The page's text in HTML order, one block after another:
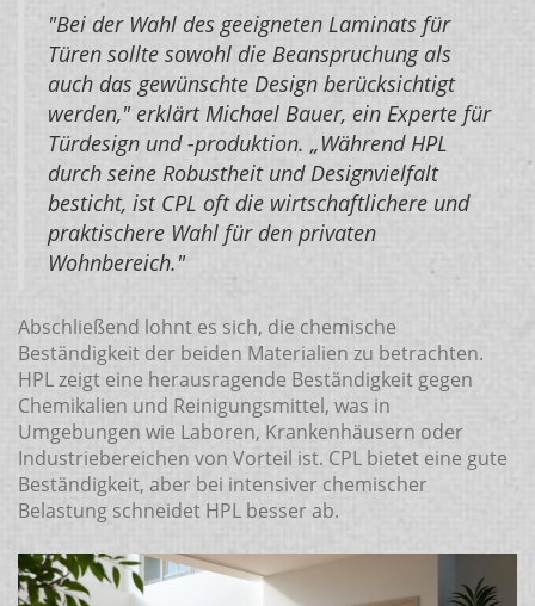
"Bei der Wahl des geeigneten Laminats für
Türen sollte sowohl die Beanspruchung als
auch das gewünschte Design berücksichtigt
werden," erklärt Michael Bauer, ein Experte für
Türdesign und -produktion. „Während HPL
durch seine Robustheit und Designvielfalt
besticht, ist CPL oft die wirtschaftlichere und
praktischere Wahl für den privaten
Wohnbereich."
Abschließend lohnt es sich, die chemische
Beständigkeit der beiden Materialien zu betrachten.
HPL zeigt eine herausragende Beständigkeit gegen
Chemikalien und Reinigungsmittel, was in
Umgebungen wie Laboren, Krankenhäusern oder
Industriebereichen von Vorteil ist. CPL bietet eine gute
Beständigkeit, aber bei intensiver chemischer
Belastung schneidet HPL besser ab.